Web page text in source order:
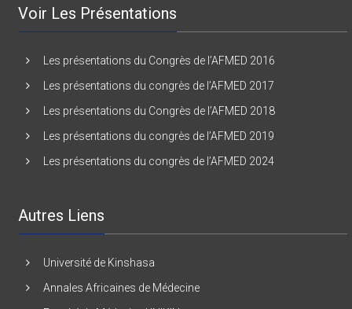
Voir Les Présentations
Les présentations du Congrès de l’AFMED 2016
Les présentations du congrès de l’AFMED 2017
Les présentations du Congrès de l’AFMED 2018
Les présentations du congrès de l’AFMED 2019
Les présentations du congrès de l’AFMED 2024
Autres Liens
Université de Kinshasa
Annales Africaines de Médecine